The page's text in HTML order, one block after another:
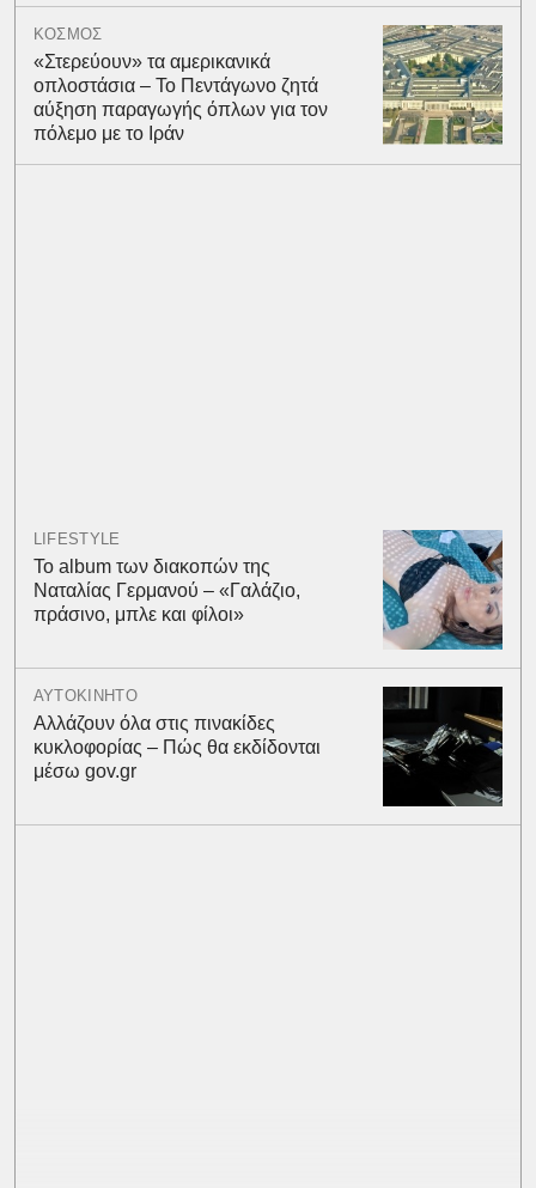
ΚΟΣΜΟΣ
«Στερεύουν» τα αμερικανικά
οπλοστάσια – Το Πεντάγωνο ζητά
αύξηση παραγωγής όπλων για τον
πόλεμο με το Ιράν
LIFESTYLE
Το album των διακοπών της
Ναταλίας Γερμανού – «Γαλάζιο,
πράσινο, μπλε και φίλοι»
ΑΥΤΟΚΙΝΗΤΟ
Αλλάζουν όλα στις πινακίδες
κυκλοφορίας – Πώς θα εκδίδονται
μέσω gov.gr